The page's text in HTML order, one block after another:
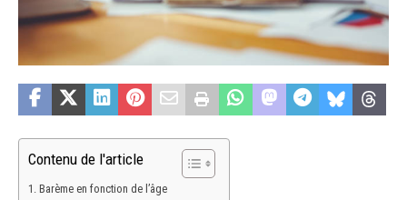
Contenu de l'article
Barème en fonction de l’âge